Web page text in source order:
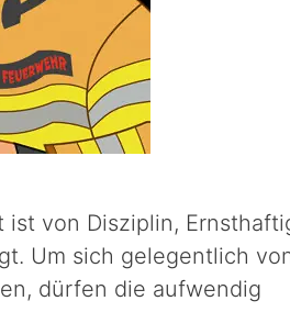
ist von Disziplin,
Um sich gelegentlich
dürfen die aufwendig